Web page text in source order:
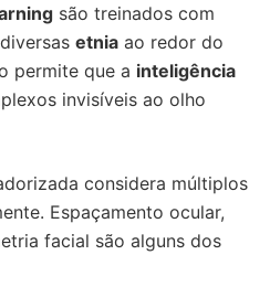
são treinados com
etnia ao redor do
permite que a inteligência
invisíveis ao olho
considera múltiplos
Espaçamento ocular,
facial são alguns dos